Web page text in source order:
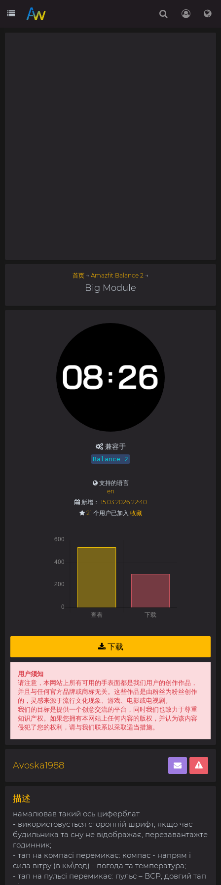
首页 → Amazfit Balance 2 →
Big Module
兼容于
Balance 2
支持的语言
en
新增： 15.03.2026 22:40
21 个用户已加入 收藏
下载
用户须知
请注意，本网站上所有可用的手表面都是我们用户的创作作品，
并且与任何官方品牌或商标无关。这些作品是由粉丝为粉丝创作
的，灵感来源于流行文化现象、游戏、电影或电视剧。
我们的目标是提供一个创意交流的平台，同时我们也致力于尊重
知识产权。如果您拥有本网站上任何内容的版权，并认为该内容
侵犯了您的权利，请与我们联系以采取适当措施。
Avoska1988
描述
намалював такий ось циферблат
- використовується сторонній шрифт, якщо час
будильника та сну не відображає, перезавантажте
годинник;
- тап на компасі перемикає: компас - напрям і
сила вітру (в км\год) - погода та температура;
- тап на пульсі перемикає: пульс – ВСР, довгий тап